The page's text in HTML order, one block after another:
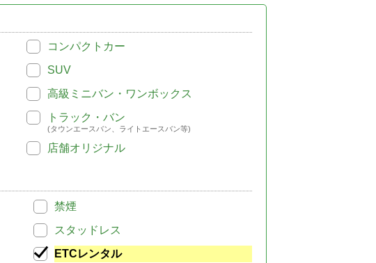
コンパクトカー
SUV
高級ミニバン・ワンボックス
トラック・バン
(タウンエースバン、ライトエースバン等)
店舗オリジナル
禁煙
スタッドレス
ETCレンタル